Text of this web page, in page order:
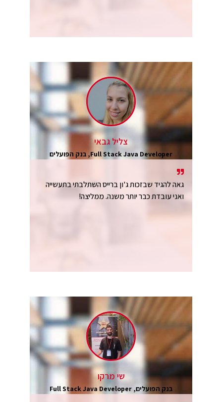
צליל גבאי
Full Stack Java Developer, בנק הפועלים
גאה להגיד שבזכות ג'ון ברייס השתלבתי בתעשייה
ואני עובדת כבר יותר משנה. ממליצה!
שי מרקו
בנק הפועלים, Full Stack Java Developer